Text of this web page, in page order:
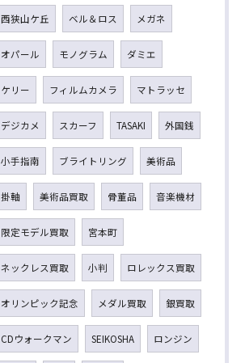
西狭山ケ丘 ベル＆ロス メガネ
オパール モノグラム ダミエ
ケリー フィルムカメラ マトラッセ
デジカメ スカーフ TASAKI 外国銭
小手指南 ブライトリング 美術品
掛軸 美術品買取 骨董品 音楽機材
限定モデル買取 宮本町
ネックレス買取 小判 ロレックス買取
オリンピック記念 メダル買取 銀買取
CDウォークマン SEIKOSHA ロンジン